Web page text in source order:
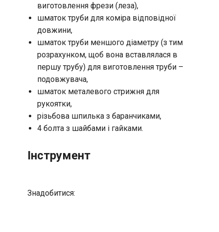
виготовлення фрези (леза),
шматок труби для коміра відповідної
довжини,
шматок труби меншого діаметру (з тим
розрахунком, щоб вона вставлялася в
першу трубу) для виготовлення труби –
подовжувача,
шматок металевого стрижня для
рукоятки,
різьбова шпилька з баранчиками,
4 болта з шайбами і гайками.
Інструмент
Знадобитися: